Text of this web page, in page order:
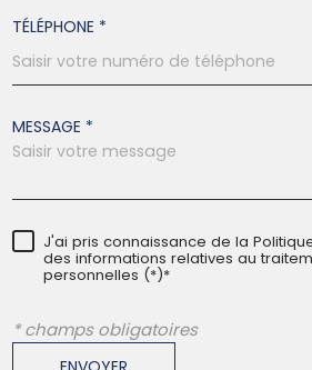
TÉLÉPHONE *
MESSAGE *
J'ai pris connaissance de la
des informations relatives au
personnelles (*)*
* champs obligatoires